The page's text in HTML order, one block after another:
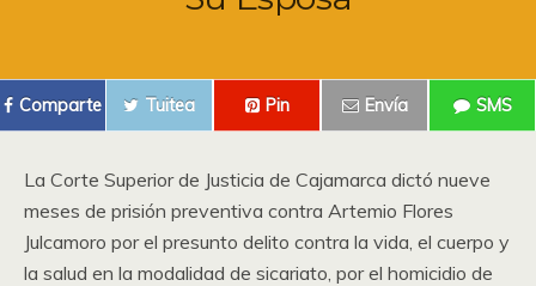
Comparte Tuitea Pin Envía SMS
La Corte Superior de Justicia de Cajamarca dictó nueve
meses de prisión preventiva contra Artemio Flores
Julcamoro por el presunto delito contra la vida, el cuerpo y
la salud en la modalidad de sicariato, por el homicidio de